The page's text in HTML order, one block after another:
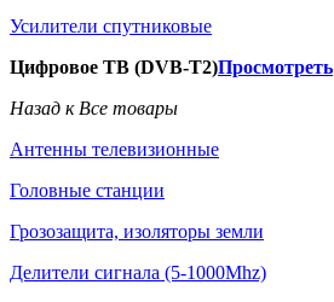
Усилители спутниковые
Цифровое ТВ (DVB-T2)Просмотреть
Назад к Все товары
Антенны телевизионные
Головные станции
Грозозащита, изоляторы земли
Делители сигнала (5-1000Mhz)